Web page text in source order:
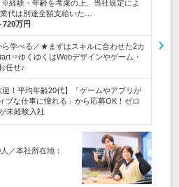
※経験・年齢を考慮の上、当社規定によ
代は別途全額支給いた…
720万円
ら学べる／★まずはスキルに合わせた2カ
ゆくゆくはWebデザインやゲーム・
任せ♪
迎！平均年齢20代】「ゲームやアプリが
ブな仕事に憧れる」から応募OK！ゼロ
未経験入社
／本社所在地：